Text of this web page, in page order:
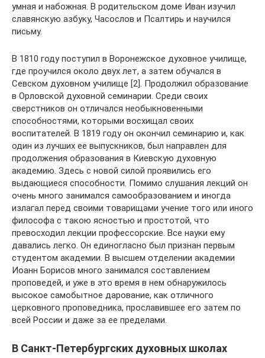
умная и набожная. В родительском доме Иван изучил
славянскую азбуку, Часослов и Псалтирь и научился
письму.
В 1810 году поступил в Воронежское духовное училище,
где проучился около двух лет, а затем обучался в
Севском духовном училище [2]. Продолжил образование
в Орловской духовной семинарии. Среди своих
сверстников он отличался необыкновенными
способностями, которыми восхищал своих
воспитателей. В 1819 году он окончил семинарию и, как
один из лучших ее выпускников, был направлен для
продолжения образования в Киевскую духовную
академию. Здесь с новой силой проявились его
выдающиеся способности. Помимо слушания лекций он
очень много занимался самообразованием и иногда
излагал перед своими товарищами учение того или иного
философа с такою ясностью и простотой, что
превосходил лекции профессорские. Все науки ему
давались легко. Он единогласно был признан первым
студентом академии. В высшем отделении академии
Иоанн Борисов много занимался составлением
проповедей, и уже в это время в нем обнаружилось
высокое самобытное дарование, как отличного
церковного проповедника, прославившее его затем по
всей России и даже за ее пределами.
В Санкт-Петербургских духовных школах